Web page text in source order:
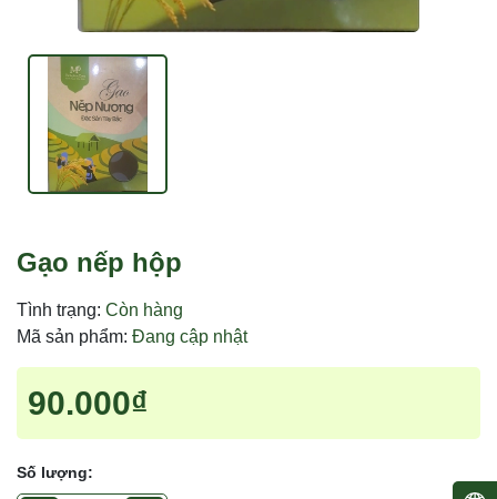
Gạo nếp hộp
Tình trạng: Còn hàng
Mã sản phẩm: Đang cập nhật
90.000₫
Số lượng: